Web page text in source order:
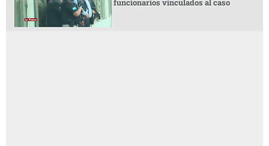
funcionarios vinculados al caso